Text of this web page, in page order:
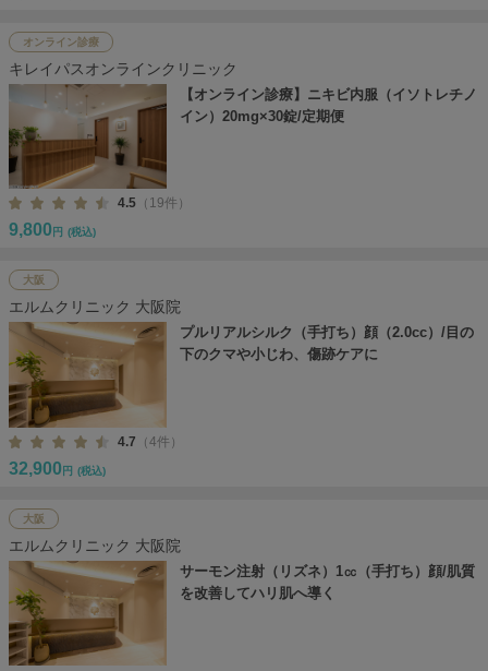
オンライン診療
キレイパスオンラインクリニック
【オンライン診療】ニキビ内服（イソトレチノ
イン）20mg×30錠/定期便
4.5 （19件）
9,800 円 (税込)
大阪
エルムクリニック 大阪院
プルリアルシルク（手打ち）顔（2.0cc）/目の
下のクマや小じわ、傷跡ケアに
4.7 （4件）
32,900 円 (税込)
大阪
エルムクリニック 大阪院
サーモン注射（リズネ）1㏄（手打ち）顔/肌質
を改善してハリ肌へ導く